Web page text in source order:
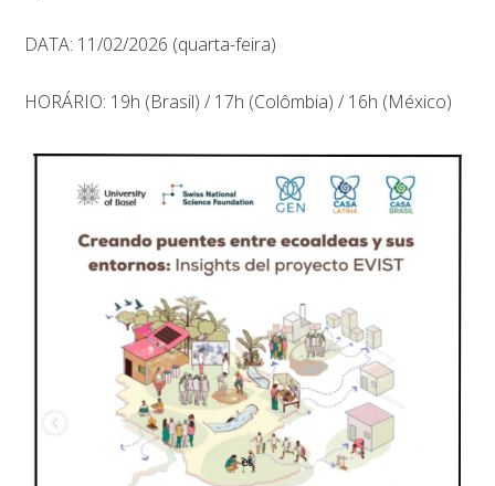
DATA: 11/02/2026 (quarta-feira)
HORÁRIO: 19h (Brasil) / 17h (Colômbia) / 16h (México)